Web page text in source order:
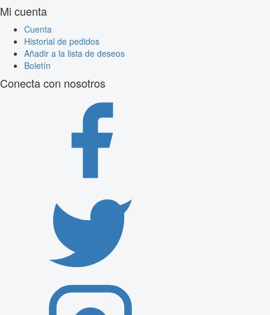
Mi cuenta
Cuenta
Historial de pedidos
Añadir a la lista de deseos
Boletín
Conecta con nosotros